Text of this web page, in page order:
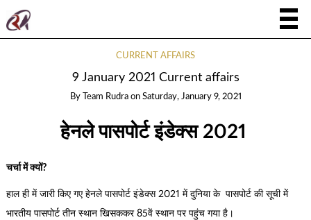
CURRENT AFFAIRS
9 January 2021 Current affairs
By Team Rudra on Saturday, January 9, 2021
हेनले पासपोर्ट इंडेक्स 2021
चर्चा में क्यों?
हाल ही में जारी किए गए हेनले पासपोर्ट इंडेक्स 2021 में दुनिया के पासपोर्ट की सूची में
भारतीय पासपोर्ट तीन स्थान खिसककर 85वें स्थान पर पहुंच गया है।